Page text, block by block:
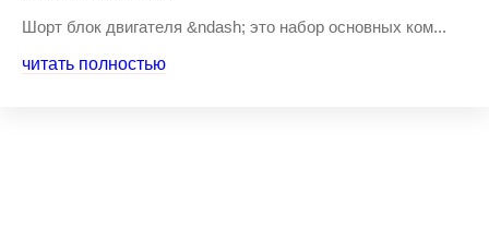
Шорт блок двигателя &ndash; это набор основных ком...
читать полностью